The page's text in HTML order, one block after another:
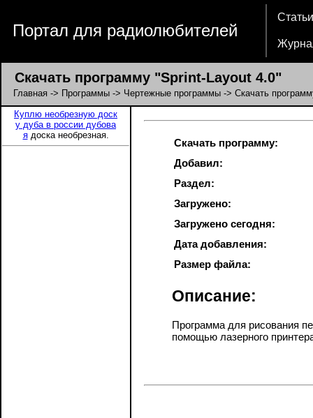
Портал для радиолюбителей
Статьи
Скачать программу "Sprint-Layout 4.0"
Главная -> Программы -> Чертежные программы -> Скачать
Куплю необрезную доск
у дуба в россии дубова
ядоска необрезная.
Скачать программу:
Добавил:
Раздел:
Загружено:
Загружено сегодня:
Дата добавления:
Размер файла:
Описание:
Программа для рисования
помощью лазерного